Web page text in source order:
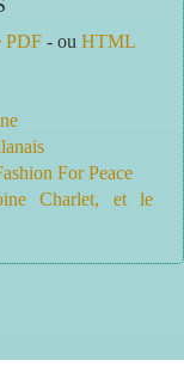
PDF - ou HTML
For Peace
Charlet, et le